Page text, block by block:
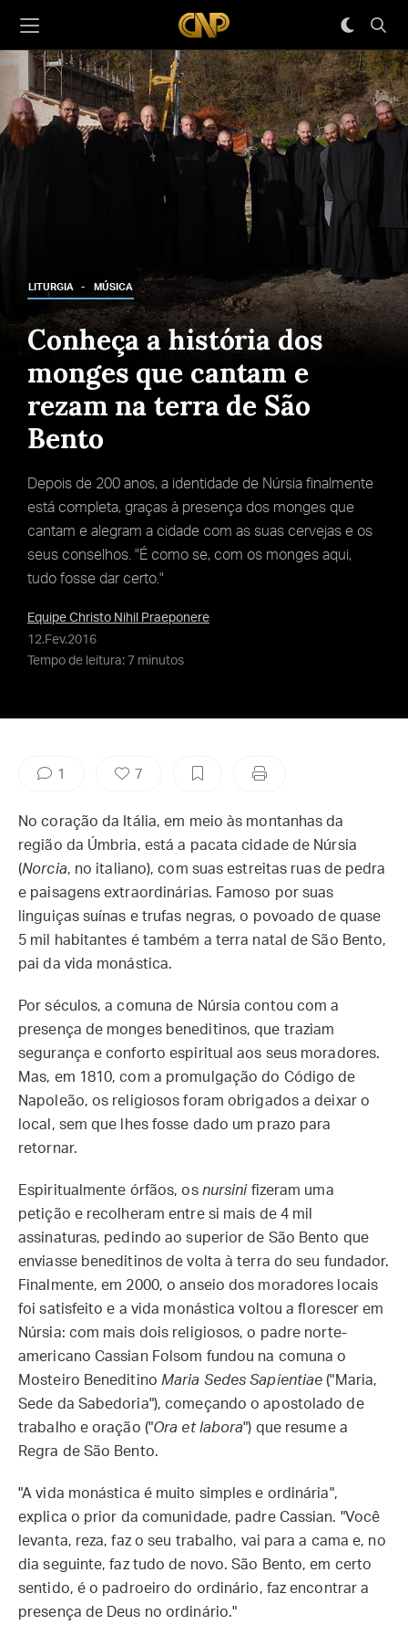
LITURGIA MÚSICA
Conheça a história dos
monges que cantam e
rezam na terra de São
Bento
Depois de 200 anos, a identidade de Núrsia finalmente
está completa, graças à presença dos monges que
cantam e alegram a cidade com as suas cervejas e os
seus conselhos. "É como se, com os monges aqui,
tudo fosse dar certo."
Equipe Christo Nihil Praeponere
12.Fev.2016
Tempo de leitura: 7 minutos
1 7
No coração da Itália, em meio às montanhas da
região da Úmbria, está a pacata cidade de Núrsia
(Norcia, no italiano), com suas estreitas ruas de pedra
e paisagens extraordinárias. Famoso por suas
linguiças suínas e trufas negras, o povoado de quase
5 mil habitantes é também a terra natal de São Bento,
pai da vida monástica.
Por séculos, a comuna de Núrsia contou com a
presença de monges beneditinos, que traziam
segurança e conforto espiritual aos seus moradores.
Mas, em 1810, com a promulgação do Código de
Napoleão, os religiosos foram obrigados a deixar o
local, sem que lhes fosse dado um prazo para
retornar.
Espiritualmente órfãos, os nursini fizeram uma
petição e recolheram entre si mais de 4 mil
assinaturas, pedindo ao superior de São Bento que
enviasse beneditinos de volta à terra do seu fundador.
Finalmente, em 2000, o anseio dos moradores locais
foi satisfeito e a vida monástica voltou a florescer em
Núrsia: com mais dois religiosos, o padre norte-
americano Cassian Folsom fundou na comuna o
Mosteiro Beneditino Maria Sedes Sapientiae ("Maria,
Sede da Sabedoria"), começando o apostolado de
trabalho e oração ("Ora et labora") que resume a
Regra de São Bento.
"A vida monástica é muito simples e ordinária",
explica o prior da comunidade, padre Cassian. "Você
levanta, reza, faz o seu trabalho, vai para a cama e, no
dia seguinte, faz tudo de novo. São Bento, em certo
sentido, é o padroeiro do ordinário, faz encontrar a
presença de Deus no ordinário."